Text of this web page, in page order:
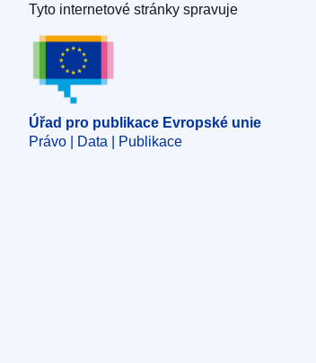
Úřad pro publikace Evropské unie
Tyto internetové stránky spravuje
Úřad pro publikace Evropské unie
Právo | Data | Publikace